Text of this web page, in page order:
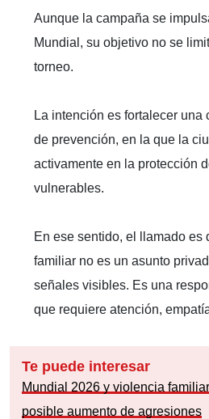
Aunque la campaña se
Mundial, su objetivo no se
torneo.
La intención es fortalecer una
de prevención, en la que la
activamente en la protección
vulnerables.
En ese sentido, el llamado es
familiar no es un asunto
señales visibles. Es una
que requiere atención,
Te puede interesar
Mundial 2026 y violencia
posible aumento de agresiones